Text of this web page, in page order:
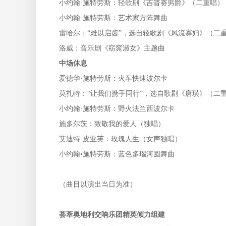
小约翰·施特劳斯：轻歌剧《吉普赛男爵》（二重唱）
小约翰·施特劳斯：艺术家方阵舞曲
雷哈尔：“难以启齿”，选自轻歌剧《风流寡妇》（二重
洛威：音乐剧《窈窕淑女》主题曲
中场休息
爱德华·施特劳斯：火车快速波尔卡
莫扎特：“让我们携手同行”，选自歌剧《唐璜》（二重
小约翰·施特劳斯：野火法兰西波尔卡
施多尔茨：致敬我的爱人（独唱）
艾迪特·皮亚芙：玫瑰人生（女声独唱）
小约翰•施特劳斯：蓝色多瑙河圆舞曲
（曲目以演出当日为准）
荟萃奥地利交响乐团精英倾力组建